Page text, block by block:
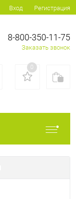
Вход Регистрация
8-800-350-11-75
Заказать звонок
0